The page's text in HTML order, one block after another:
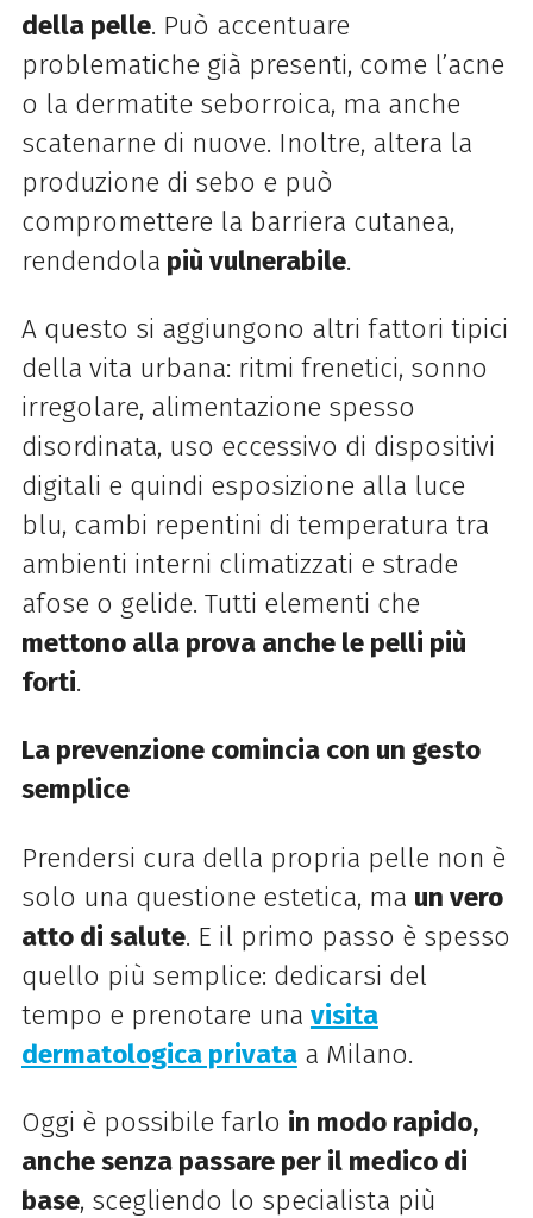
della pelle. Può accentuare
problematiche già presenti, come l’acne
o la dermatite seborroica, ma anche
scatenarne di nuove. Inoltre, altera la
produzione di sebo e può
compromettere la barriera cutanea,
rendendola più vulnerabile.
A questo si aggiungono altri fattori tipici
della vita urbana: ritmi frenetici, sonno
irregolare, alimentazione spesso
disordinata, uso eccessivo di dispositivi
digitali e quindi esposizione alla luce
blu, cambi repentini di temperatura tra
ambienti interni climatizzati e strade
afose o gelide. Tutti elementi che
mettono alla prova anche le pelli più
forti.
La prevenzione comincia con un gesto
semplice
Prendersi cura della propria pelle non è
solo una questione estetica, ma un vero
atto di salute. E il primo passo è spesso
quello più semplice: dedicarsi del
tempo e prenotare una visita
dermatologica privataa Milano.
Oggi è possibile farlo in modo rapido,
anche senza passare per il medico di
base, scegliendo lo specialista più